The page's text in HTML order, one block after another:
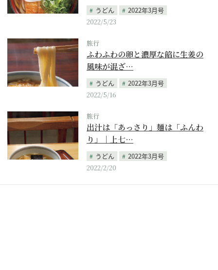
うどん
2022年3月号
2022/5/23
旅行
ふわふわの卵と濃厚な餡に生姜の
風味が混ざ…
うどん
2022年3月号
2022/5/16
旅行
出汁は「あっさり」麺は「ふんわ
り」｜上七…
うどん
2022年3月号
2022/2/20